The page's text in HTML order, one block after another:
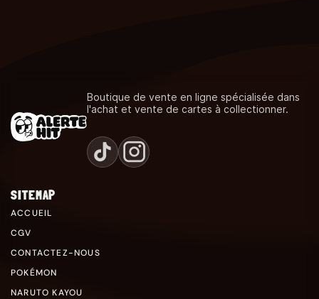
Boutique de vente en ligne spécialisée dans
l'achat et vente de cartes à collectionner.
SITEMAP
ACCUEIL
CGV
CONTACTEZ-NOUS
POKÉMON
NARUTO KAYOU